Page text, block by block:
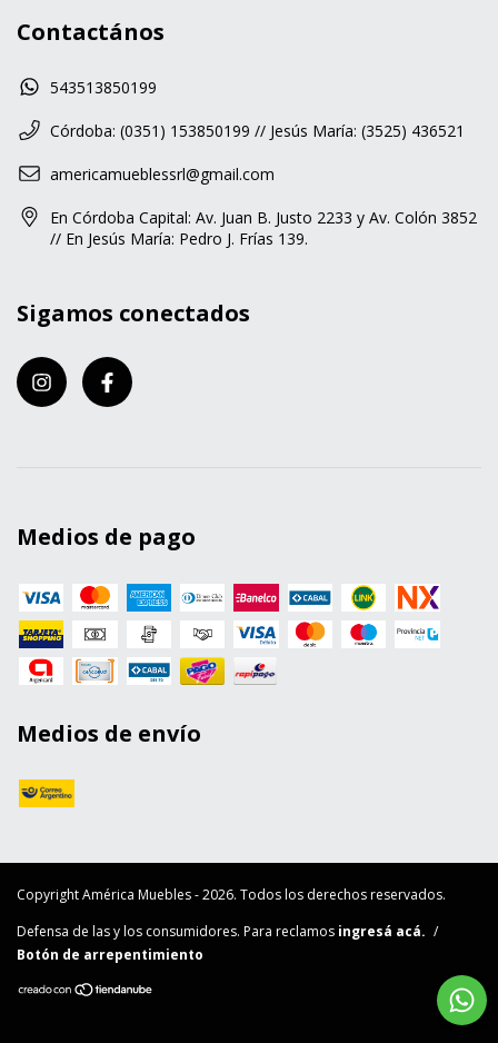
Contactános
543513850199
Córdoba: (0351) 153850199 // Jesús María: (3525) 436521
americamueblessrl@gmail.com
En Córdoba Capital: Av. Juan B. Justo 2233 y Av. Colón 3852
// En Jesús María: Pedro J. Frías 139.
Sigamos conectados
Medios de pago
Medios de envío
Copyright América Muebles - 2026. Todos los derechos reservados.
Defensa de las y los consumidores. Para reclamos ingresá acá. /
Botón de arrepentimiento